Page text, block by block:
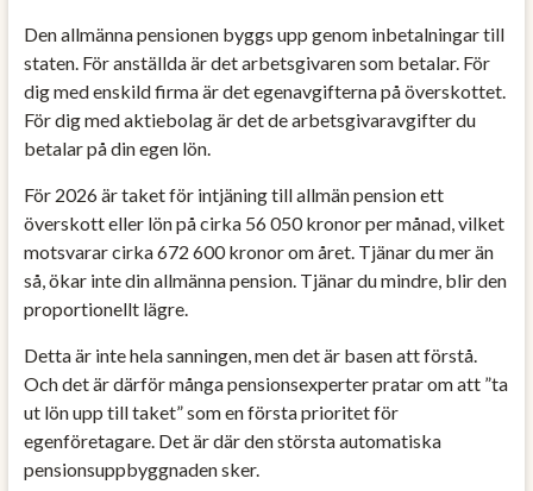
Den allmänna pensionen byggs upp genom inbetalningar till
staten. För anställda är det arbetsgivaren som betalar. För
dig med enskild firma är det egenavgifterna på överskottet.
För dig med aktiebolag är det de arbetsgivaravgifter du
betalar på din egen lön.
För 2026 är taket för intjäning till allmän pension ett
överskott eller lön på cirka 56 050 kronor per månad, vilket
motsvarar cirka 672 600 kronor om året. Tjänar du mer än
så, ökar inte din allmänna pension. Tjänar du mindre, blir den
proportionellt lägre.
Detta är inte hela sanningen, men det är basen att förstå.
Och det är därför många pensionsexperter pratar om att ”ta
ut lön upp till taket” som en första prioritet för
egenföretagare. Det är där den största automatiska
pensionsuppbyggnaden sker.